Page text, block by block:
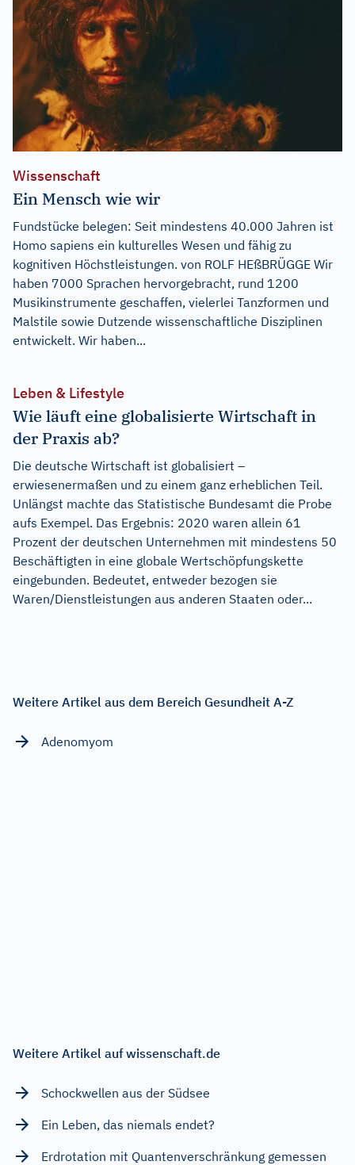
Wissenschaft
Ein Mensch wie wir
Fundstücke belegen: Seit mindestens 40.000 Jahren ist
Homo sapiens ein kulturelles Wesen und fähig zu
kognitiven Höchstleistungen. von ROLF HEßBRÜGGE Wir
haben 7000 Sprachen hervorgebracht, rund 1200
Musikinstrumente geschaffen, vielerlei Tanzformen und
Malstile sowie Dutzende wissenschaftliche Disziplinen
entwickelt. Wir haben...
Leben & Lifestyle
Wie läuft eine globalisierte Wirtschaft in
der Praxis ab?
Die deutsche Wirtschaft ist globalisiert –
erwiesenermaßen und zu einem ganz erheblichen Teil.
Unlängst machte das Statistische Bundesamt die Probe
aufs Exempel. Das Ergebnis: 2020 waren allein 61
Prozent der deutschen Unternehmen mit mindestens 50
Beschäftigten in eine globale Wertschöpfungskette
eingebunden. Bedeutet, entweder bezogen sie
Waren/Dienstleistungen aus anderen Staaten oder...
Weitere Artikel aus dem Bereich Gesundheit A-Z
Adenomyom
Weitere Artikel auf wissenschaft.de
Schockwellen aus der Südsee
Ein Leben, das niemals endet?
Erdrotation mit Quantenverschränkung gemessen